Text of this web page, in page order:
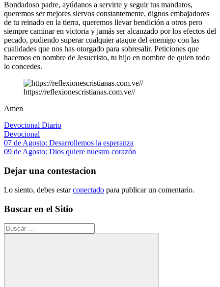
Bondadoso padre, ayúdanos a servirte y seguir tus mandatos,
queremos ser mejores siervos constantemente, dignos embajadores
de tu reinado en la tierra, queremos llevar bendición a otros pero
siempre caminar en victoria y jamás ser alcanzado por los efectos del
pecado, pudiendo superar cualquier ataque del enemigo con las
cualidades que nos has otorgado para sobresalir. Peticiones que
hacemos en nombre de Jesucristo, tu hijo en nombre de quien todo
lo concedes.
https://reflexionescristianas.com.ve//
Amen
Devocional Diario
Devocional
Navegación
de
entradas
Entrada
anterior:
07 de Agosto: Desarrollemos la esperanza
Siguiente
09 de Agosto: Dios quiere nuestro corazón
Dejar una contestacion
Lo siento, debes estarconectado para publicar un comentario.
Buscar en el Sitio
Buscar: